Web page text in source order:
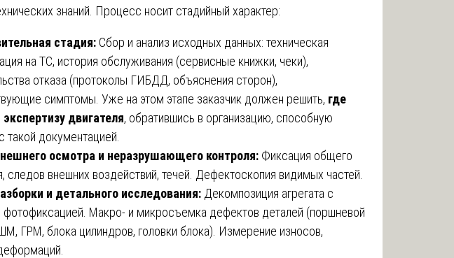
знаний. Процесс носит стадийный характер:
стадия: Сбор и анализ исходных данных: техническая
на ТС, история обслуживания (сервисные книжки, чеки),
отказа (протоколы ГИБДД, объяснения сторон),
симптомы. Уже на этом этапе заказчик должен решить, где
двигателя, обратившись в организацию, способную
такой документацией.
осмотра и неразрушающего контроля: Фиксация общего
следов внешних воздействий, течей. Дефектоскопия видимых частей.
и детального исследования: Декомпозиция агрегата с
фотофиксацией. Макро- и микросъемка дефектов деталей (поршневой
ГРМ, блока цилиндров, головки блока). Измерение износов,